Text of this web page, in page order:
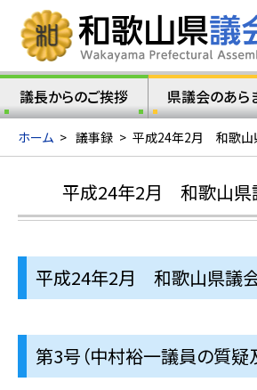
議長からのご挨拶 県議会のあら
ホーム > 議事録 > 平成24年2月 和歌山
平成24年2月 和歌山県
平成24年2月 和歌山県議
第3号（中村裕一議員の質疑